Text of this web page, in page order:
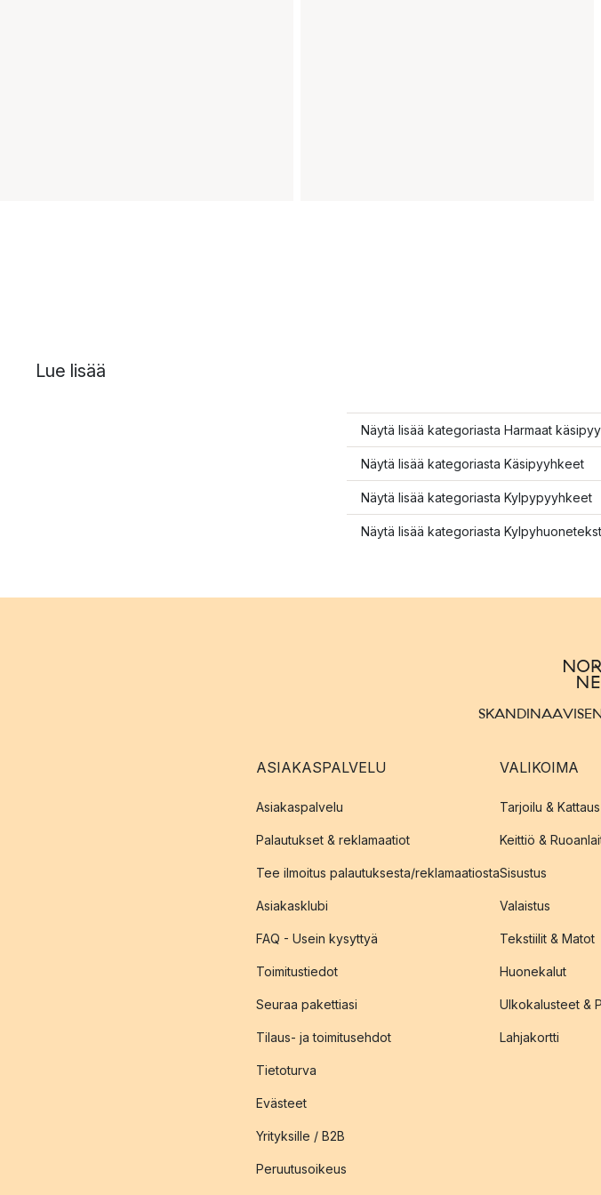
Lue lisää
Näytä lisää kategoriasta Harmaat
Näytä lisää kategoriasta Käsipyyhkeet
Näytä lisää kategoriasta Kylpypyyhkeet
Näytä lisää kategoriasta
ASIAKASPALVELU
Asiakaspalvelu
Palautukset & reklamaatiot
Tee ilmoitus palautuksesta/reklamaatiosta
Asiakasklubi
FAQ - Usein kysyttyä
Toimitustiedot
Seuraa pakettiasi
Tilaus- ja toimitusehdot
Tietoturva
Evästeet
Yrityksille / B2B
Peruutusoikeus
VALIKOIMA
Tarjoilu & Kattaus
Keittiö &
Sisustus
Valaistus
Tekstiilit & Matot
Huonekalut
Ulkokalusteet &
Lahjakortti